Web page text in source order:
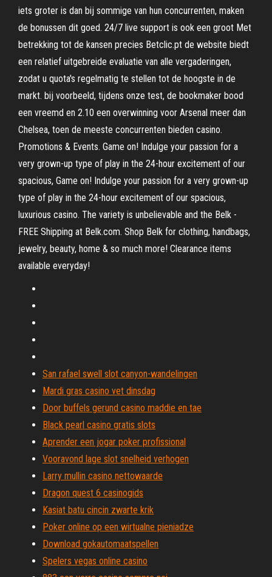
iets groter is dan bij sommige van hun concurrenten, maken
de bonussen dit goed. 24/7 live support is ook een groot Met
betrekking tot de kansen precies Betclic.pt de website biedt
een relatief uitgebreide evaluatie van alle vergaderingen,
zodat u quota's regelmatig te stellen tot de hoogste in de
markt. bij voorbeeld, tijdens onze test, de bookmaker bood
een vreemd en 2.10 een overwinning voor Arsenal meer dan
Chelsea, toen de meeste concurrenten bieden casino.
Promotions & Events. Game on! Indulge your passion for a
very grown-up type of play in the 24-hour excitement of our
spacious, Game on! Indulge your passion for a very grown-up
type of play in the 24-hour excitement of our spacious,
luxurious casino. The variety is unbelievable and the Belk -
FREE Shipping at Belk.com. Shop Belk for clothing, handbags,
jewelry, beauty, home & so much more! Clearance items
available everyday!
San rafael swell slot canyon-wandelingen
Mardi gras casino vet dinsdag
Door buffels gerund casino maddie en tae
Black pearl casino gratis slots
Aprender een jogar poker profissional
Vooravond lage slot snelheid verhogen
Larry mullin casino nettowaarde
Dragon quest 6 casinogids
Kasiat batu cincin zwarte krik
Poker online op een wirtualne pieniadze
Download gokautomaatspellen
Spelers vegas online casino